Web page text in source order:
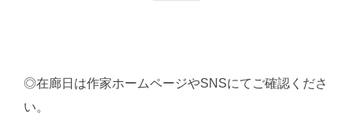
◎在廊日は作家ホームページやSNSにてご確認くださ
い。